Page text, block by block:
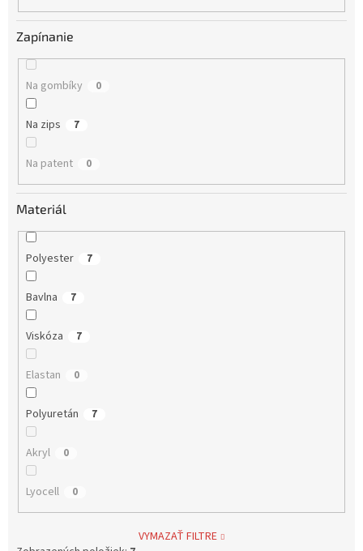
Zapínanie
Na gombíky 0
Na zips 7
Na patent 0
Materiál
Polyester 7
Bavlna 7
Viskóza 7
Elastan 0
Polyuretán 7
Akryl 0
Lyocell 0
VYMAZAŤ FILTRE